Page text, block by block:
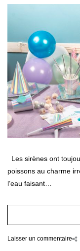
Les sirènes ont
poissons au charme
l’eau faisant…
Laisser un commentaire